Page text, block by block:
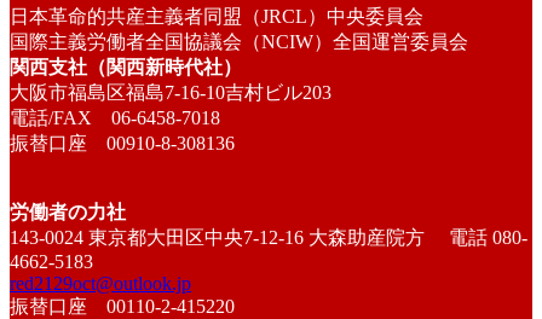
日本革命的共産主義者同盟（JRCL）中央委員会
国際主義労働者全国協議会（NCIW）全国運営委員会
関西支社（関西新時代社）
大阪市福島区福島7-16-10吉村ビル203
電話/FAX 06-6458-7018
振替口座 00910-8-308136
労働者の力社
143-0024 東京都大田区中央7-12-16 大森助産院方 電話 080-
4662-5183
red2129oct@outlook.jp
振替口座 00110-2-415220